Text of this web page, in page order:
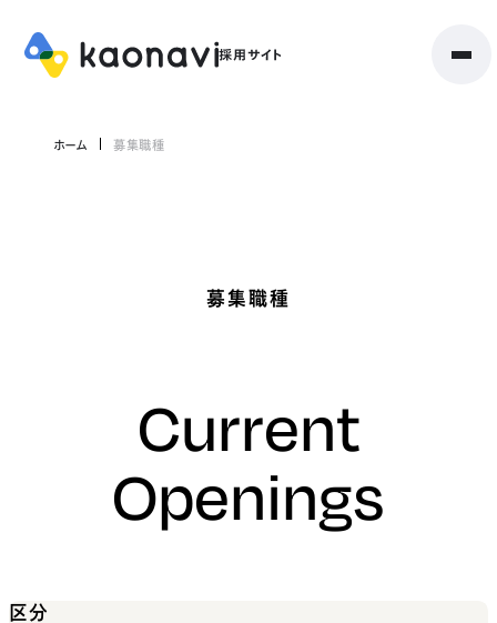
ホーム 募集職種
募集職種
Current
Openings
区分